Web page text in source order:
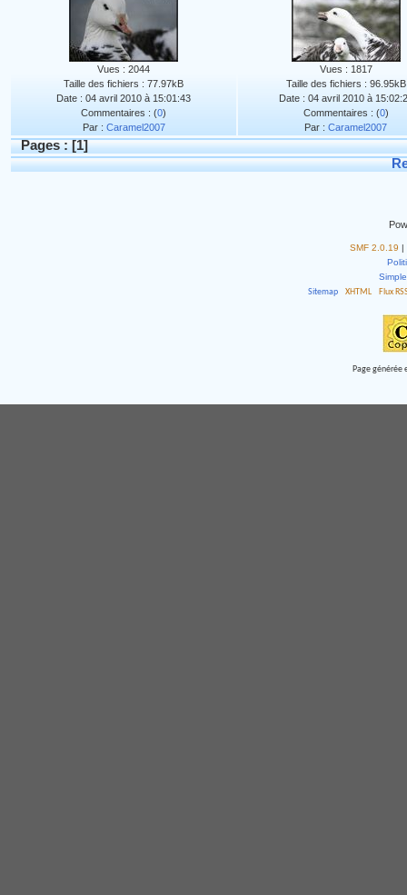
Vues : 2044
Taille des fichiers : 77.97kB
Date : 04 avril 2010 à 15:01:43
Commentaires : (0)
Par : Caramel2007
Vues : 1817
Taille des fichiers : 96.95kB
Date : 04 avril 2010 à
Commentaires : (0)
Par : Caramel2007
Pages : [1]
SMF 2.0.19 |
Sitemap
XHTML Flux
Page générée